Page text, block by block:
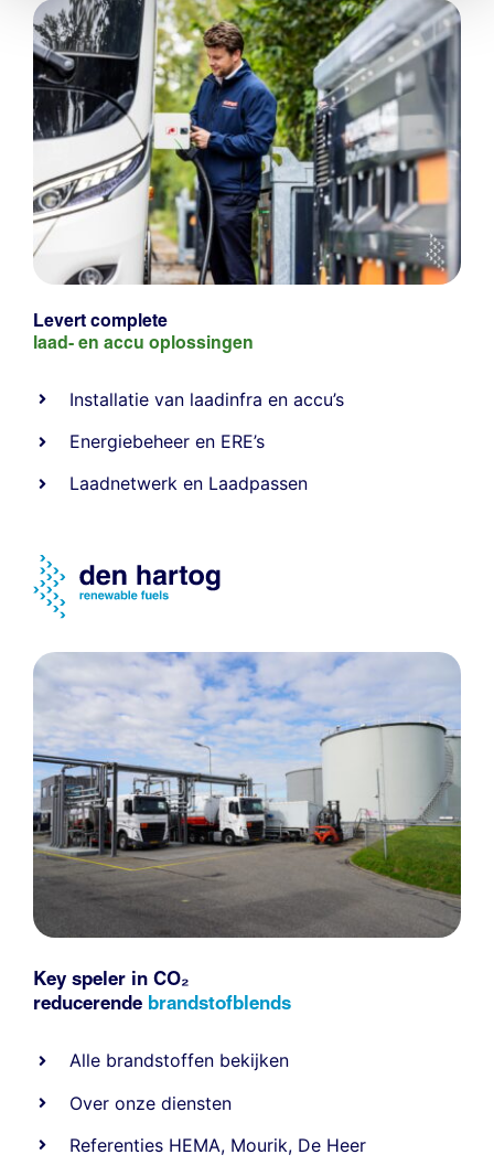
Levert complete
laad- en accu oplossingen
Installatie van laadinfra en accu’s
Energiebeheer en ERE’s
Laadnetwerk en Laadpassen
Key speler in CO₂
reducerende brandstofblends
Alle brandstoffen bekijken
Over onze diensten
Referenties HEMA, Mourik, De Heer